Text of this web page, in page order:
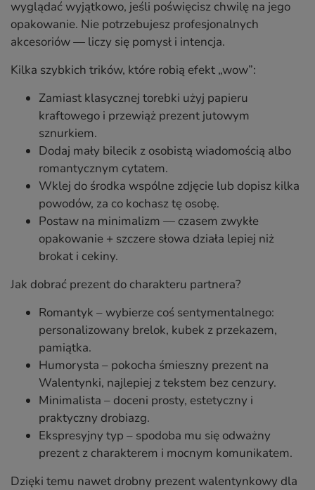
wyglądać wyjątkowo, jeśli poświęcisz chwilę na jego
opakowanie. Nie potrzebujesz profesjonalnych
akcesoriów — liczy się pomysł i intencja.
Kilka szybkich trików, które robią efekt „wow”:
Zamiast klasycznej torebki użyj papieru
kraftowego i przewiąż prezent jutowym
sznurkiem.
Dodaj mały bilecik z osobistą wiadomością albo
romantycznym cytatem.
Wklej do środka wspólne zdjęcie lub dopisz kilka
powodów, za co kochasz tę osobę.
Postaw na minimalizm — czasem zwykłe
opakowanie + szczere słowa działa lepiej niż
brokat i cekiny.
Jak dobrać prezent do charakteru partnera?
Romantyk – wybierze coś sentymentalnego:
personalizowany brelok, kubek z przekazem,
pamiątka.
Humorysta – pokocha śmieszny prezent na
Walentynki, najlepiej z tekstem bez cenzury.
Minimalista – doceni prosty, estetyczny i
praktyczny drobiazg.
Ekspresyjny typ – spodoba mu się odważny
prezent z charakterem i mocnym komunikatem.
Dzięki temu nawet drobny prezent walentynkowy dla